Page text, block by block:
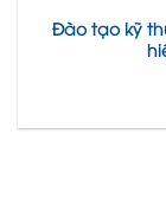
Đào tạo kỹ